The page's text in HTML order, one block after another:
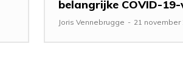
belangrijke COVID-
Joris Vennebrugge - 21 november